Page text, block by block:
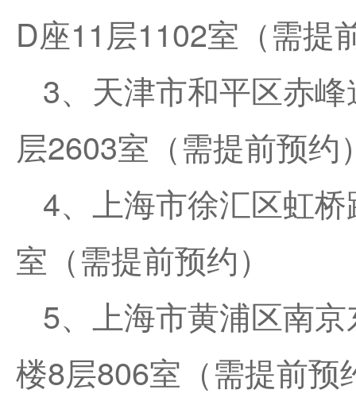
D座11层1102室（需提
3、天津市和平区赤
层2603室（需提前预约
4、上海市徐汇区虹
室（需提前预约）
5、上海市黄浦区南
楼8层806室（需提前预